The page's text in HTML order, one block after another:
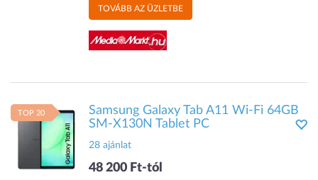
TOVÁBB AZ ÜZLETBE
TOP 20
Samsung Galaxy Tab A11 Wi-Fi 64GB
SM-X130N Tablet PC
28 ajánlat
48 200 Ft-tól